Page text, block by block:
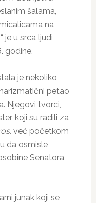
šalama,
na
je u srca ljudi
godine.
je nekoliko
petao
Njegovi tvorci,
koji su radili za
već početkom
da osmisle
Senatora
junak koji se